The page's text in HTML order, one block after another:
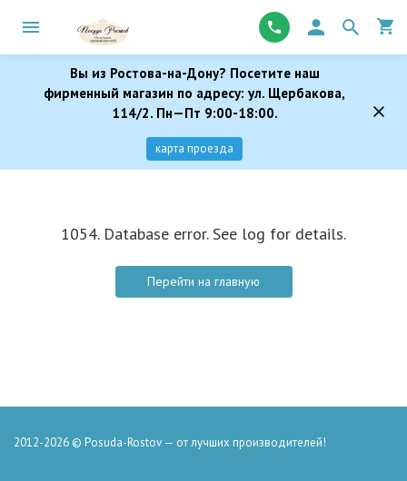
Вы из Ростова-на-Дону? Посетите наш
фирменный магазин по адресу: ул. Щербакова,
114/2. Пн—Пт 9:00-18:00.
карта проезда
1054. Database error. See log for details.
Перейти на главную
2012-2026 © Posuda-Rostov — от лучших производителей!